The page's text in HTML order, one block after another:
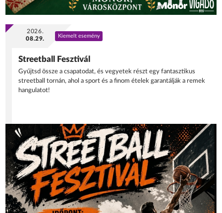
2026.
08.29.
Kiemelt esemény
Streetball Fesztivál
Gyűjtsd össze a csapatodat, és vegyetek részt egy fantasztikus
streetball tornán, ahol a sport és a finom ételek garantálják a remek
hangulatot!